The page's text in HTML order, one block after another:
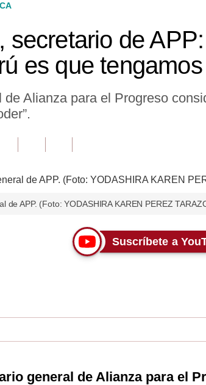
secretario de
es que
de Alianza para el Progreso
de APP. (Foto: YODASHIRA KAREN PEREZ
Suscríbete a
general de Alianza para el